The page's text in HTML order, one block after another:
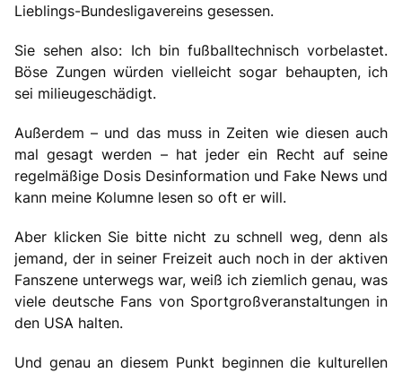
Lieblings-Bundesligavereins gesessen.
Sie sehen also: Ich bin fußballtechnisch vorbelastet.
Böse Zungen würden vielleicht sogar behaupten, ich
sei milieugeschädigt.
Außerdem – und das muss in Zeiten wie diesen auch
mal gesagt werden – hat jeder ein Recht auf seine
regelmäßige Dosis Desinformation und Fake News und
kann meine Kolumne lesen so oft er will.
Aber klicken Sie bitte nicht zu schnell weg, denn als
jemand, der in seiner Freizeit auch noch in der aktiven
Fanszene unterwegs war, weiß ich ziemlich genau, was
viele deutsche Fans von Sportgroßveranstaltungen in
den USA halten.
Und genau an diesem Punkt beginnen die kulturellen